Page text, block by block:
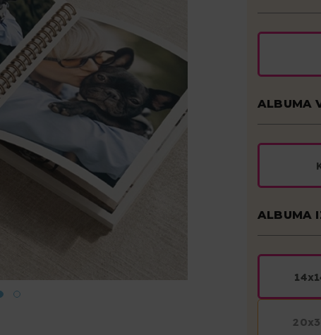
ALBUMA
ALBUMA